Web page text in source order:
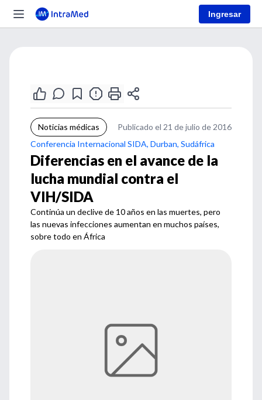
Ingresar
Noticias médicas
Publicado el 21 de julio de 2016
Conferencia Internacional SIDA, Durban, Sudáfrica
Diferencias en el avance de la
lucha mundial contra el
VIH/SIDA
Continúa un declive de 10 años en las muertes, pero
las nuevas infecciones aumentan en muchos países,
sobre todo en África